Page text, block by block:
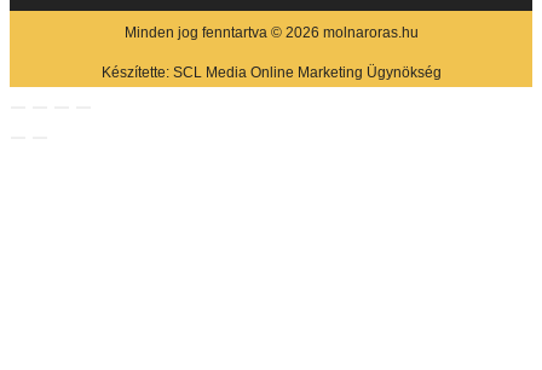
Minden jog fenntartva © 2026 molnaroras.hu
Készítette: SCL Media Online Marketing Ügynökség